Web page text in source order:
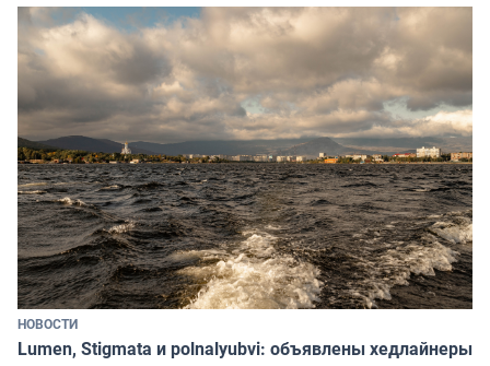
НОВОСТИ
Lumen, Stigmata и polnalyubvi: объявлены хедлайнеры